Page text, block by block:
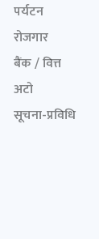
पर्यटन
रोजगार
बैंक / वित्त
अटो
सूचना-प्रविधि